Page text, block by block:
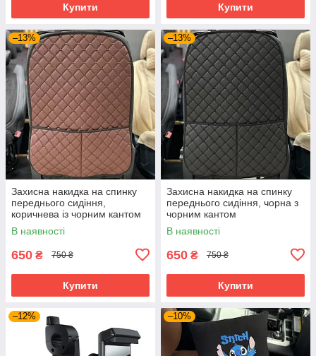
Купити Купити
–13%
Захисна накидка на спинку
переднього сидіння,
коричнева із чорним кантом
В наявності
650 ₴ 750 ₴
Купити
–13%
Захисна накидка на спинку
переднього сидіння, чорна з
чорним кантом
В наявності
650 ₴ 750 ₴
Купити
–12% –10%